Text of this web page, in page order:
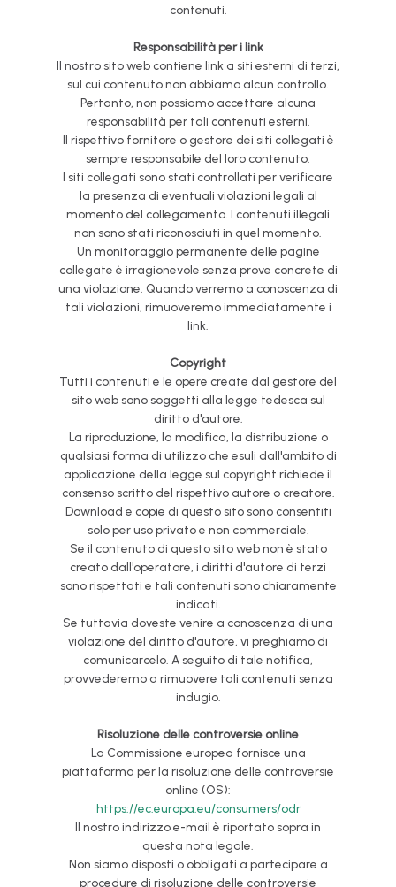
contenuti.
Responsabilità per i link
Il nostro sito web contiene link a siti esterni di terzi,
sul cui contenuto non abbiamo alcun controllo.
Pertanto, non possiamo accettare alcuna
responsabilità per tali contenuti esterni.
Il rispettivo fornitore o gestore dei siti collegati è
sempre responsabile del loro contenuto.
I siti collegati sono stati controllati per verificare
la presenza di eventuali violazioni legali al
momento del collegamento. I contenuti illegali
non sono stati riconosciuti in quel momento.
Un monitoraggio permanente delle pagine
collegate è irragionevole senza prove concrete di
una violazione. Quando verremo a conoscenza di
tali violazioni, rimuoveremo immediatamente i
link.
Copyright
Tutti i contenuti e le opere create dal gestore del
sito web sono soggetti alla legge tedesca sul
diritto d'autore.
La riproduzione, la modifica, la distribuzione o
qualsiasi forma di utilizzo che esuli dall'ambito di
applicazione della legge sul copyright richiede il
consenso scritto del rispettivo autore o creatore.
Download e copie di questo sito sono consentiti
solo per uso privato e non commerciale.
Se il contenuto di questo sito web non è stato
creato dall'operatore, i diritti d'autore di terzi
sono rispettati e tali contenuti sono chiaramente
indicati.
Se tuttavia doveste venire a conoscenza di una
violazione del diritto d'autore, vi preghiamo di
comunicarcelo. A seguito di tale notifica,
provvederemo a rimuovere tali contenuti senza
indugio.
Risoluzione delle controversie online
La Commissione europea fornisce una
piattaforma per la risoluzione delle controversie
online (OS):
https://ec.europa.eu/consumers/odr
Il nostro indirizzo e-mail è riportato sopra in
questa nota legale.
Non siamo disposti o obbligati a partecipare a
procedure di risoluzione delle controversie